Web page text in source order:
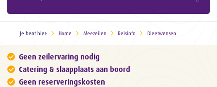
Je bent hier: Home Meezeilen Reisinfo Dieetwensen
Geen zeilervaring nodig
Catering & slaapplaats aan boord
Geen reserveringskosten